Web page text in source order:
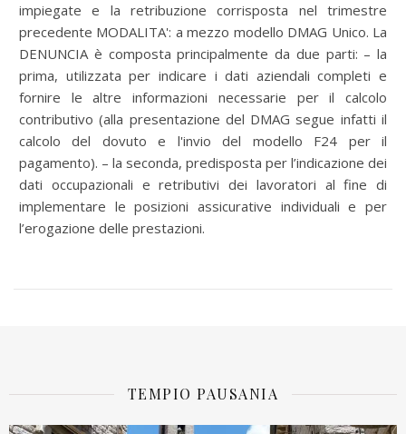
impiegate e la retribuzione corrisposta nel trimestre
precedente MODALITA': a mezzo modello DMAG Unico. La
DENUNCIA è composta principalmente da due parti: – la
prima, utilizzata per indicare i dati aziendali completi e
fornire le altre informazioni necessarie per il calcolo
contributivo (alla presentazione del DMAG segue infatti il
calcolo del dovuto e l'invio del modello F24 per il
pagamento). – la seconda, predisposta per l’indicazione dei
dati occupazionali e retributivi dei lavoratori al fine di
implementare le posizioni assicurative individuali e per
l’erogazione delle prestazioni.
TEMPIO PAUSANIA